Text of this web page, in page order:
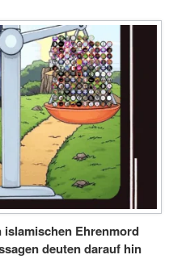
islamischen Ehrenmord
deuten darauf hin